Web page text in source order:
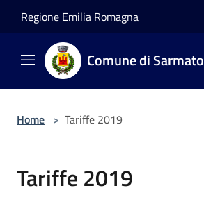
Regione Emilia Romagna
Comune di Sarmato
Home > Tariffe 2019
Tariffe 2019